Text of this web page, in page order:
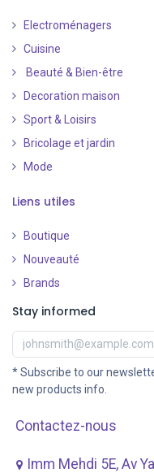
Electroménagers
Cuisine
Beauté & Bien-être
Decoration maison
Sport & Loisirs
Bricolage et jardin
Mode
Liens utiles
Boutique
Nouveauté
Brands
Stay informed
* Subscribe to our
new products info.
Contactez-nous
Imm Mehdi 5E, Av